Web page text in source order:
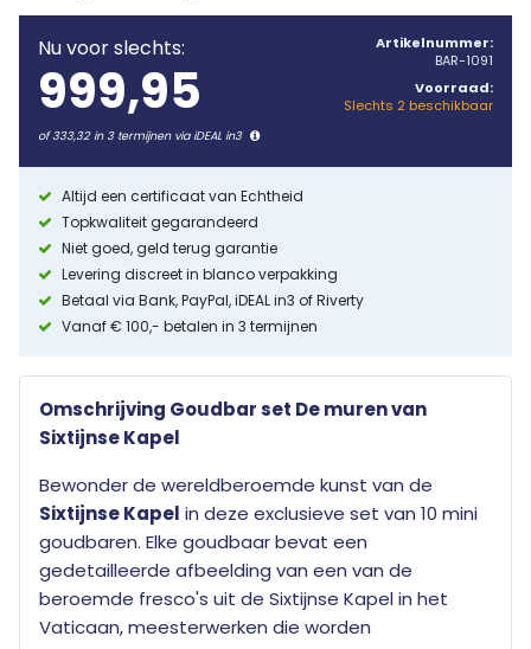
Nu voor slechts:
999,95
of 333,32 in 3 termijnen via iDEAL in3
Artikelnummer:
BAR-1091
Voorraad:
Slechts 2 beschikbaar
Altijd een certificaat van Echtheid
Topkwaliteit gegarandeerd
Niet goed, geld terug garantie
Levering discreet in blanco verpakking
Betaal via Bank, PayPal, iDEAL in3 of Riverty
Vanaf € 100,- betalen in 3 termijnen
Omschrijving Goudbar set De muren van
Sixtijnse Kapel
Bewonder de wereldberoemde kunst van de
Sixtijnse Kapel in deze exclusieve set van 10 mini
goudbaren. Elke goudbaar bevat een
gedetailleerde afbeelding van een van de
beroemde fresco's uit de Sixtijnse Kapel in het
Vaticaan, meesterwerken die worden